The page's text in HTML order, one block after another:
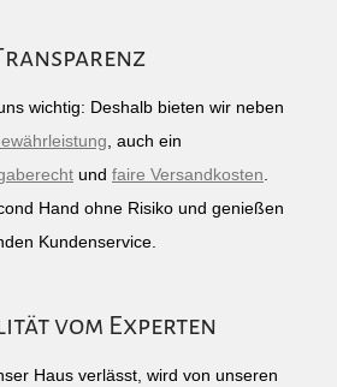
wichtig: Deshalb bieten wir neben
, auch ein
und faire Versandkosten
Hand ohne Risiko und genießen
Kundenservice.
vom Experten
Haus verlässt, wird von unseren